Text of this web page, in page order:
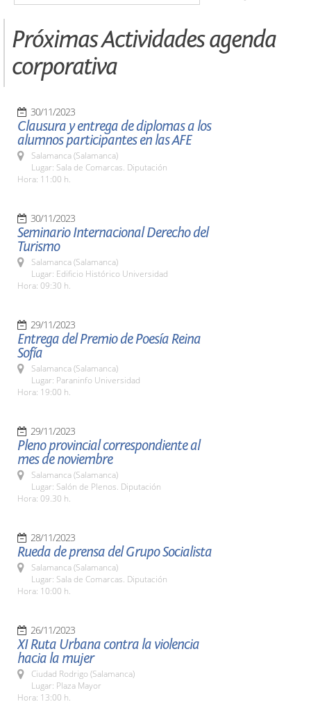
Próximas Actividades agenda
corporativa
30/11/2023
Clausura y entrega de diplomas a los
alumnos participantes en las AFE
Salamanca (Salamanca)
Lugar: Sala de Comarcas. Diputación
Hora: 11:00 h.
30/11/2023
Seminario Internacional Derecho del
Turismo
Salamanca (Salamanca)
Lugar: Edificio Histórico Universidad
Hora: 09:30 h.
29/11/2023
Entrega del Premio de Poesía Reina
Sofía
Salamanca (Salamanca)
Lugar: Paraninfo Universidad
Hora: 19:00 h.
29/11/2023
Pleno provincial correspondiente al
mes de noviembre
Salamanca (Salamanca)
Lugar: Salón de Plenos. Diputación
Hora: 09.30 h.
28/11/2023
Rueda de prensa del Grupo Socialista
Salamanca (Salamanca)
Lugar: Sala de Comarcas. Diputación
Hora: 10:00 h.
26/11/2023
XI Ruta Urbana contra la violencia
hacia la mujer
Ciudad Rodrigo (Salamanca)
Lugar: Plaza Mayor
Hora: 13:00 h.